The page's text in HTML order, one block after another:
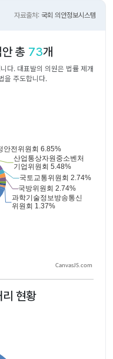
자료출처: 국회 의안정보시스템
총 73개
다. 대표발의 의원은 법률 제개
을 주도합니다.
CanvasJS.com
현황